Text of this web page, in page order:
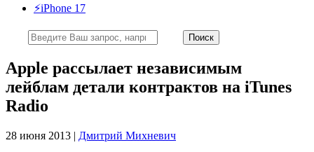
⚡️iPhone 17
Apple рассылает независимым
лейблам детали контрактов на iTunes
Radio
28 июня 2013 | Дмитрий Михневич